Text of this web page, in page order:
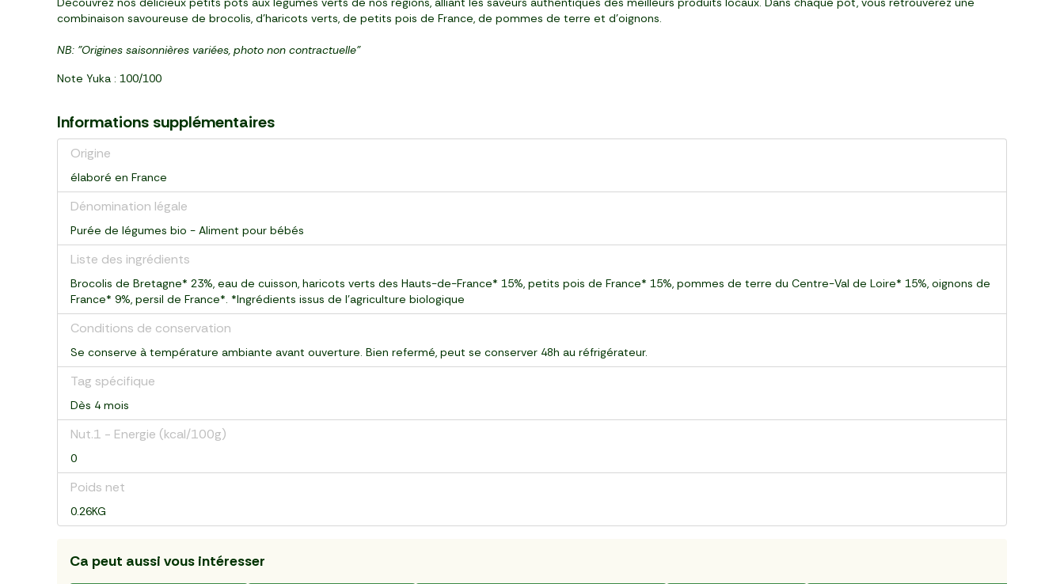
combinaison savoureuse de brocolis, d'haricots verts, de petits pois de France, de pommes de terre et d'oignons.
NB: "Origines saisonnières variées, photo non contractuelle"
Note Yuka : 100/100
Informations supplémentaires
Origine
élaboré en France
Dénomination légale
Purée de légumes bio - Aliment pour bébés
Liste des ingrédients
Brocolis de Bretagne* 23%, eau de cuisson, haricots verts des Hauts-de-France* 15%, petits pois de France* 15%, pommes de terre du Centre-Val de Loire* 15%, oignons de
France* 9%, persil de France*. *Ingrédients issus de l'agriculture biologique
Conditions de conservation
Se conserve à température ambiante avant ouverture. Bien refermé, peut se conserver 48h au réfrigérateur.
Tag spécifique
Dès 4 mois
Nut.1 - Energie (kcal/100g)
0
Poids net
0.26KG
Ca peut aussi vous intéresser